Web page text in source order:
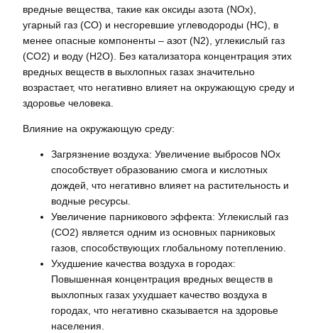
вредные вещества, такие как оксиды азота (NOx),
угарный газ (CO) и несгоревшие углеводороды (HC), в
менее опасные компоненты – азот (N2), углекислый газ
(CO2) и воду (H2O). Без катализатора концентрация этих
вредных веществ в выхлопных газах значительно
возрастает, что негативно влияет на окружающую среду и
здоровье человека.
Влияние на окружающую среду:
Загрязнение воздуха: Увеличение выбросов NOx
способствует образованию смога и кислотных
дождей, что негативно влияет на растительность и
водные ресурсы.
Увеличение парникового эффекта: Углекислый газ
(CO2) является одним из основных парниковых
газов, способствующих глобальному потеплению.
Ухудшение качества воздуха в городах:
Повышенная концентрация вредных веществ в
выхлопных газах ухудшает качество воздуха в
городах, что негативно сказывается на здоровье
населения.